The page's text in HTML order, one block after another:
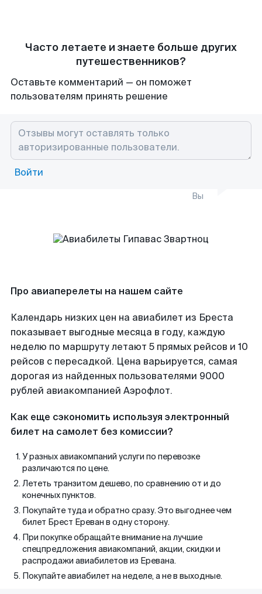
Часто летаете и знаете больше других
путешественников?
Оставьте комментарий — он поможет
пользователям принять решение
Войти
Вы
Про авиаперелеты на нашем сайте
Календарь низких цен на авиабилет из Бреста
показывает выгодные месяца в году, каждую
неделю по маршруту летают 5 прямых рейсов и 10
рейсов с пересадкой. Цена варьируется, самая
дорогая из найденных пользователями 9000
рублей авиакомпанией Аэрофлот.
Как еще сэкономить используя электронный
билет на самолет без комиссии?
У разных авиакомпаний услуги по перевозке
различаются по цене.
Лететь транзитом дешево, по сравнению от и до
конечных пунктов.
Покупайте туда и обратно сразу. Это выгоднее чем
билет Брест Ереван в одну сторону.
При покупке обращайте внимание на лучшие
спецпредложения авиакомпаний, акции, скидки и
распродажи авиабилетов из Еревана.
Покупайте авиабилет на неделе, а не в выходные.